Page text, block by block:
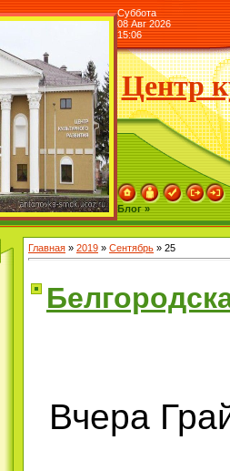
Суббота
08 Авг 2026
15:06
Центр
Блог »
Главная » 2019 » Сентябрь » 25
Вчера